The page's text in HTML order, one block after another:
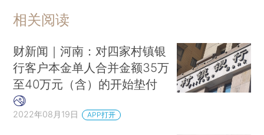
相关阅读
财新闻｜河南：对四家村镇银
行客户本金单人合并金额35万
至40万元（含）的开始垫付
2022年08月19日 APP打开